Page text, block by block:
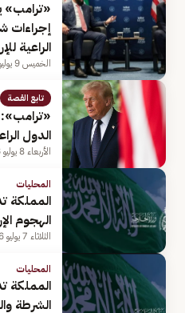
«ترامب»
إجراءات
الراعية
الخميس 9 يوليو 2026
تابع القصة
الدول
الأربعاء 8 يوليو 2026
المحليات
المملكة
الهجوم
الثلاثاء 7 يوليو 2026
المحليات
المملكة
الشرطة